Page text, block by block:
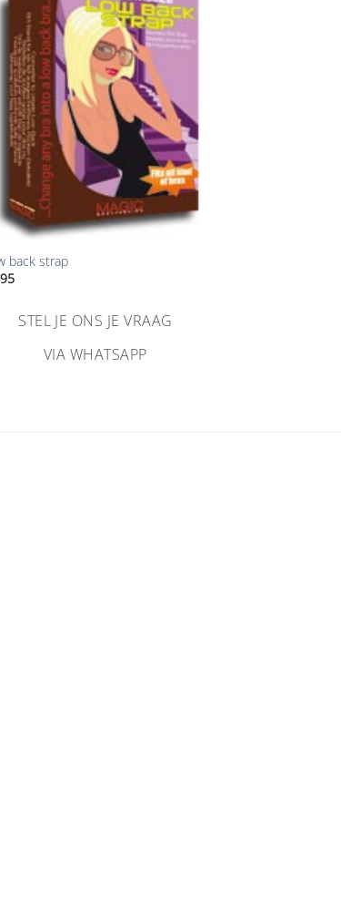
Aan
verlanglijst
toevoegen
+
back strap
STEL JE ONS JE VRAAG
VIA WHATSAPP